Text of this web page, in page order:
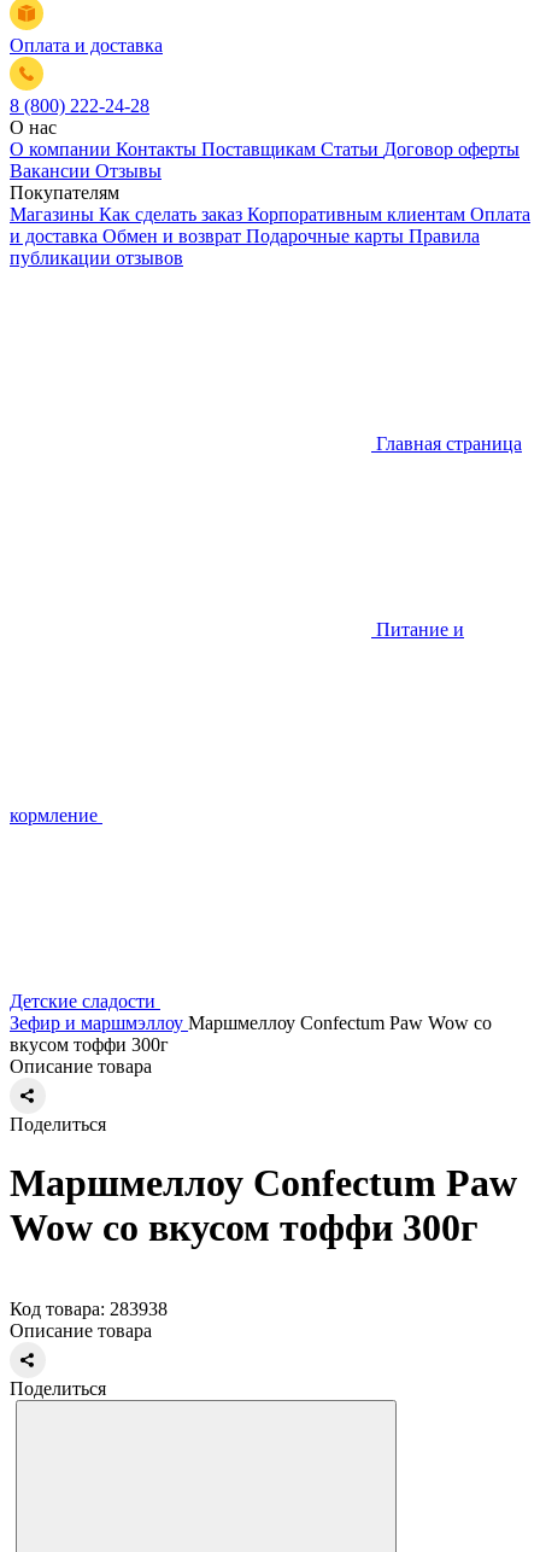
Оплата и доставка
8 (800) 222-24-28
О нас
О компании Контакты Поставщикам Статьи Договор оферты
Вакансии Отзывы
Покупателям
Магазины Как сделать заказ Корпоративным клиентам Оплата
и доставка Обмен и возврат Подарочные карты Правила
публикации отзывов
Главная страница
Питание и
кормление
Детские сладости
Зефир и маршмэллоу Маршмеллоу Confectum Paw Wow со
вкусом тоффи 300г
Описание товара
Поделиться
Маршмеллоу Confectum Paw
Wow со вкусом тоффи 300г
Код товара: 283938
Описание товара
Поделиться